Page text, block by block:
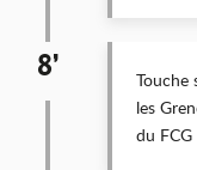
8’
Touche
les
du